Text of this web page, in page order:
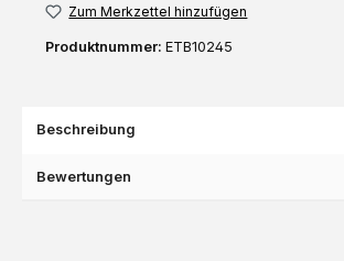
Zum Merkzettel hinzufügen
Produktnummer: ETB10245
Beschreibung
Bewertungen